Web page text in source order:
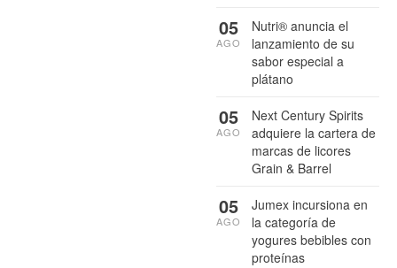
Nutri® anuncia el
lanzamiento de su
sabor especial a
plátano
05
AGO
Next Century Spirits
adquiere la cartera de
marcas de licores
Grain & Barrel
05
AGO
Jumex incursiona en
la categoría de
yogures bebibles con
proteínas
05
AGO